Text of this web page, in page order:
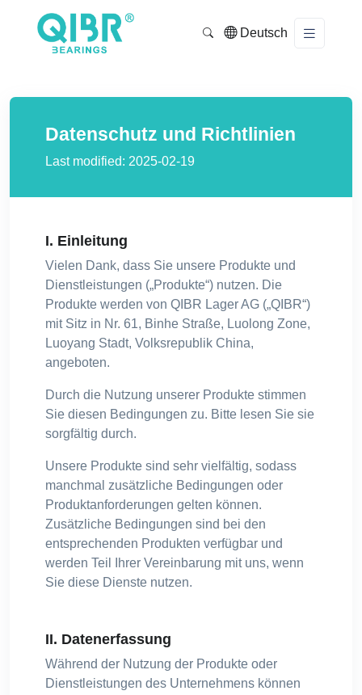
Deutsch
Datenschutz und Richtlinien
Last modified: 2025-02-19
I. Einleitung
Vielen Dank, dass Sie unsere Produkte und
Dienstleistungen („Produkte“) nutzen. Die
Produkte werden von QIBR Lager AG („QIBR“)
mit Sitz in Nr. 61, Binhe Straße, Luolong Zone,
Luoyang Stadt, Volksrepublik China,
angeboten.
Durch die Nutzung unserer Produkte stimmen
Sie diesen Bedingungen zu. Bitte lesen Sie sie
sorgfältig durch.
Unsere Produkte sind sehr vielfältig, sodass
manchmal zusätzliche Bedingungen oder
Produktanforderungen gelten können.
Zusätzliche Bedingungen sind bei den
entsprechenden Produkten verfügbar und
werden Teil Ihrer Vereinbarung mit uns, wenn
Sie diese Dienste nutzen.
II. Datenerfassung
Während der Nutzung der Produkte oder
Dienstleistungen des Unternehmens können